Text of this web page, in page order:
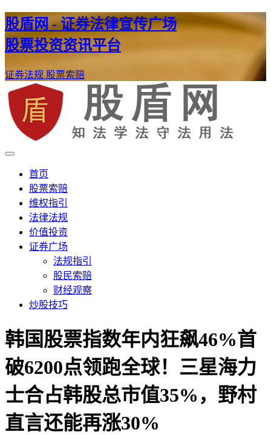
股盾网 - 证券法律宣传广场
股票投资资讯平台
证券法规 股票索赔
股盾网
证券股票维权网
首页
股票索赔
维权指引
法律法规
价值投资
证券广场
法规指引
股民索赔
财经观察
炒股技巧
韩国股票指数年内狂飙46%首
破6200点领跑全球！三星海力
士合占韩股总市值35%，野村
直言还能再涨30%